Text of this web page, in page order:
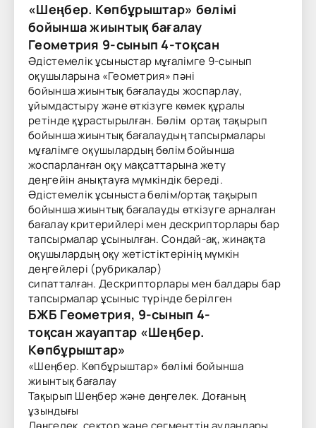
«Шеңбер. Көпбұрыштар» бөлімі
бойынша жиынтық бағалау
Геометрия 9-сынып 4-тоқсан
Әдістемелік ұсыныстар мұғалімге 9-сынып
оқушыларына «Геометрия» пәні
бойынша жиынтық бағалауды жоспарлау,
ұйымдастыру және өткізуге көмек құралы
ретінде құрастырылған. Бөлім ортақ тақырып
бойынша жиынтық бағалаудың тапсырмалары
мұғалімге оқушылардың бөлім бойынша
жоспарланған оқу мақсаттарына жету
деңгейін анықтауға мүмкіндік береді.
Әдістемелік ұсыныста бөлім/ортақ тақырып
бойынша жиынтық бағалауды өткізуге арналған
бағалау критерийлері мен дескрипторлары бар
тапсырмалар ұсынылған. Сондай-ақ, жинақта
оқушылардың оқу жетістіктерінің мүмкін
деңгейлері (рубрикалар)
сипатталған. Дескрипторлары мен балдары бар
тапсырмалар ұсыныс түрінде берілген
БЖБ Геометрия, 9-сынып 4-
тоқсан жауаптар «Шеңбер.
Көпбұрыштар»
«Шеңбер. Көпбұрыштар» бөлімі бойынша
жиынтық бағалау
Тақырып Шеңбер және дөңгелек. Доғаның
ұзындығы